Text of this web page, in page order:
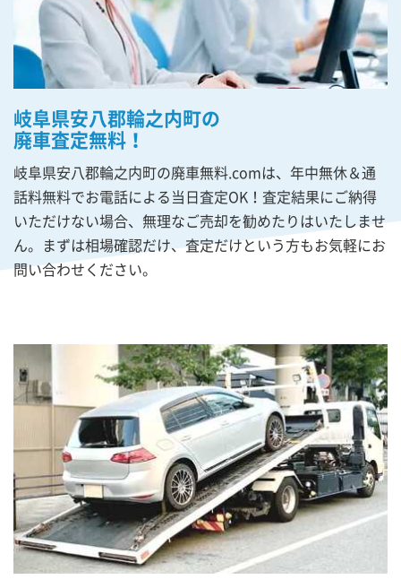
岐阜県安八郡輪之内町の
廃車査定無料！
岐阜県安八郡輪之内町の廃車無料.comは、年中無休＆通
話料無料でお電話による当日査定OK！査定結果にご納得
いただけない場合、無理なご売却を勧めたりはいたしませ
ん。まずは相場確認だけ、査定だけという方もお気軽にお
問い合わせください。